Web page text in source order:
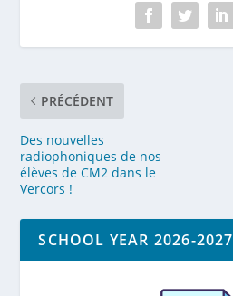
PRÉCÉDENT
Des nouvelles
radiophoniques de nos
élèves de CM2 dans le
Vercors !
SCHOOL YEAR 2026-2027